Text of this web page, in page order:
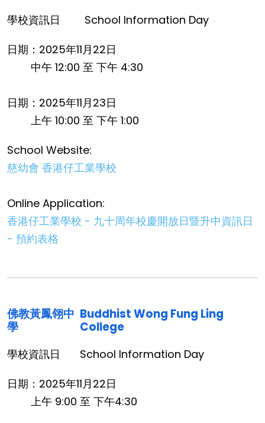
學校資訊日
School Information Day
日期：2025年11月22日
中午 12:00 至 下午 4:30
日期：2025年11月23日
上午 10:00 至 下午 1:00
School Website:
慈幼會 香港仔工業學校
Online Application:
香港仔工業學校 - 九十周年校慶開放日暨升中資訊日
- 預約表格
佛教黃鳳翎中
學
Buddhist Wong Fung Ling
College
學校資訊日
School Information Day
日期：2025年11月22日
上午 9:00 至 下午4:30